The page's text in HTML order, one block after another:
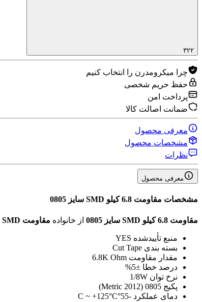
۳۲۲
چرا میکرومدرن را انتخاب کنیم
حفظ حریم شخصی
پرداخت امن
ضمانت اصالت کالا
معرفی محصول
مشخصات محصول
نظرات
معرفی محصول
مشخصات مقاومت 6.8 کیلو SMD سایز 0805
مقاومت 6.8 کیلو SMD سایز 0805 از خانواده مقاومت SMD
منبع تأیید‌شده YES
بسته بندی Cut Tape
مقدار مقاومت 6.8K Ohm
درصد خطا ±5%
نرخ توان 1/8W
پکیج 0805 (2012 Metric)
دمای عملکرد -55°C ~ +125°C